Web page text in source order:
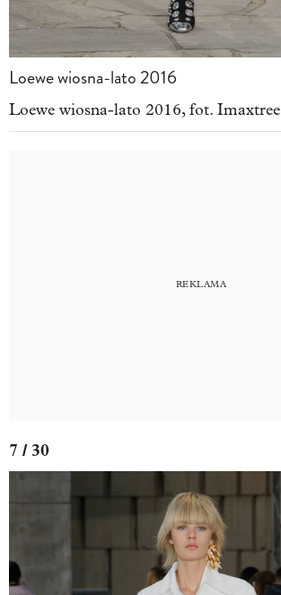
Loewe wiosna-lato 2016
Loewe wiosna-lato 2016, fot. Imaxtree
7 / 30